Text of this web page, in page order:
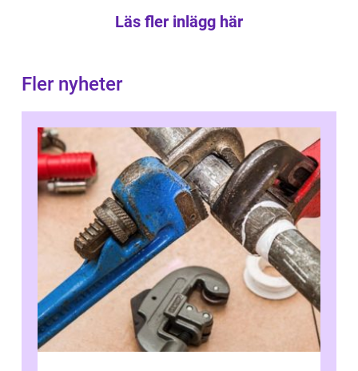
Läs fler inlägg här
Fler nyheter